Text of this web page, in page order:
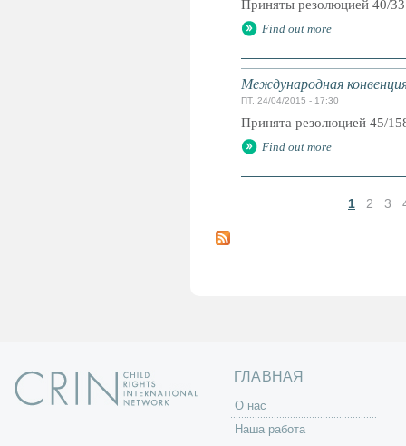
Приняты резолюцией 40/
Find out more
Международная
ПТ, 24/04/2015 - 17:30
Принята резолюцией 45/
Find out more
т
1 2 3
ГЛАВНАЯ
O нас
Наша работа